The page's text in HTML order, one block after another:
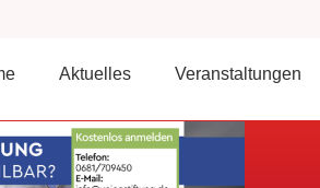
Aktuelles Veranstaltungen